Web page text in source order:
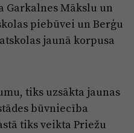
Garkalnes Mākslu un
piebūvei un Berģu
jaunā korpusa
tiks uzsākta jaunas
būvniecība
tiks veikta Priežu